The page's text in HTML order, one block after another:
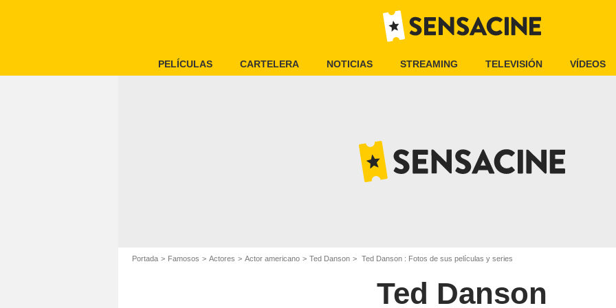
PELÍCULAS CARTELERA NOTICIAS STREAMING TELEVISIÓN VÍDEOS
Portada Famosos Actores Actor americano Ted Danson Ted Danson : Fotos de sus películas y series
Ted Danson